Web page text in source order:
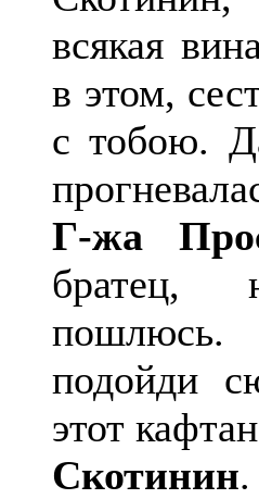
всякая
в этом,
с тобою.
Г-жа
братец,
подойди
этот
Скотинин